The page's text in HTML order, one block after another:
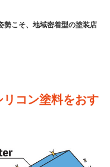
勢こそ、地域密着型の塗装店
コン塗料をおす